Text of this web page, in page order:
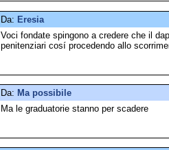
Da: Eresia
Voci fondate spingono a credere che il
penitenziari cosí procedendo allo
Da: Ma possibile
Ma le graduatorie stanno per scadere